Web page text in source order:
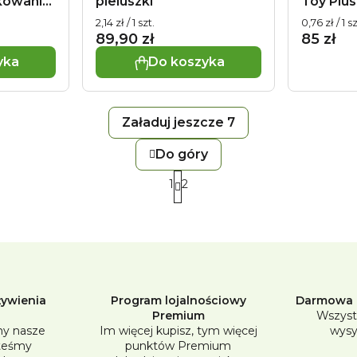
89,90 zł
Cena
jednostkowa:
2,14 zł / 1 szt.
Do koszyka
szt)
85 zł
Cena
0,76 zł / 1
K
o
l
k
Załaduj jeszcze 7
P
a
c
j
1 2
Do góry
nasze
Program lojalnościowy
Premium
Im więcej kupisz, tym więcej
punktów Premium
Darmowa